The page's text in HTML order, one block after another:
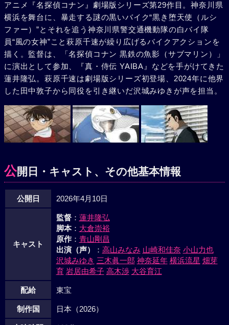
アニメ『名探偵コナン』劇場版シリーズ第29作目。神奈川県
横浜を舞台に、暴走する謎の黒いバイク“黒き堕天使（ルシ
ファー）”とそれを追う神奈川県警交通機動隊の白バイ隊
員“風の女神”こと萩原千速が繰り広げるバイクアクションを
描く。監督は、「名探偵コナン 黒鉄の魚影（サブマリン）」
に演出として参加、『真・侍伝 YAIBA』などを手がけてきた
蓮井隆弘。萩原千速は劇場版シリーズ初登場、2024年に他界
した田中敦子から同役を引き継いだ沢城みゆきが声を担当。
公開日・キャスト、その他基本情報
公開日 2026年4月10日
キャスト
監督：蓮井隆弘
脚本：大倉崇裕
原作：青山剛昌
出演（声）
：高山みなみ 山崎和佳奈 小山力也
沢城みゆき 三木眞一郎 神奈延年 横浜流星 畑芽
育 岩居由希子 高木渉 大谷育江
配給 東宝
制作国 日本（2026）